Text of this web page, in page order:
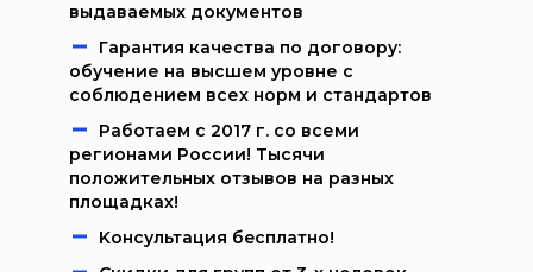
выдаваемых документов
Гарантия качества по договору:
обучение на высшем уровне с
соблюдением всех норм и стандартов
Работаем c 2017 г. со всеми
регионами России! Тысячи
положительных отзывов на разных
площадках!
Kонcультация бecплaтно!